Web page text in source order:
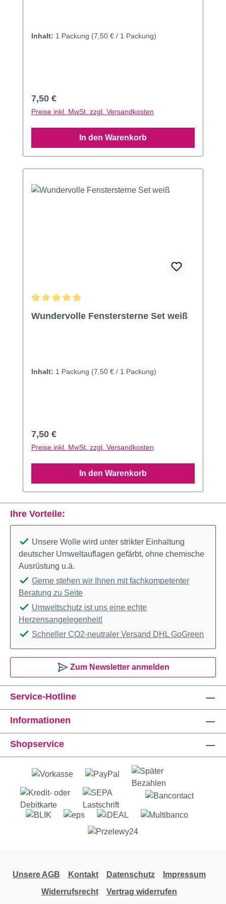
Inhalt: 1 Packung (7,50 € / 1 Packung)
Regulärer Preis:
7,50 €
Preise inkl. MwSt. zzgl. Versandkosten
In den Warenkorb
Wundervolle Fenstersterne Set weiß
Inhalt: 1 Packung (7,50 € / 1 Packung)
Regulärer Preis:
7,50 €
Preise inkl. MwSt. zzgl. Versandkosten
In den Warenkorb
Service-Hotline
Informationen
Shopservice
Ihre Vorteile:
Unsere Wolle wird unter strikter Einhaltung
deutscher Umweltauflagen gefärbt, ohne chemische
Ausrüstung u.ä.
Gerne stehen wir Ihnen mit fachkompetenter
Beratung zu Seite
Umweltschutz ist uns eine echte
Herzensangelegenheit!
Schneller CO2-neutraler Versand DHL GoGreen
Zum Newsletter anmelden
Unsere AGB Kontakt Datenschutz
Impressum
Widerrufsrecht
Vertrag widerrufen